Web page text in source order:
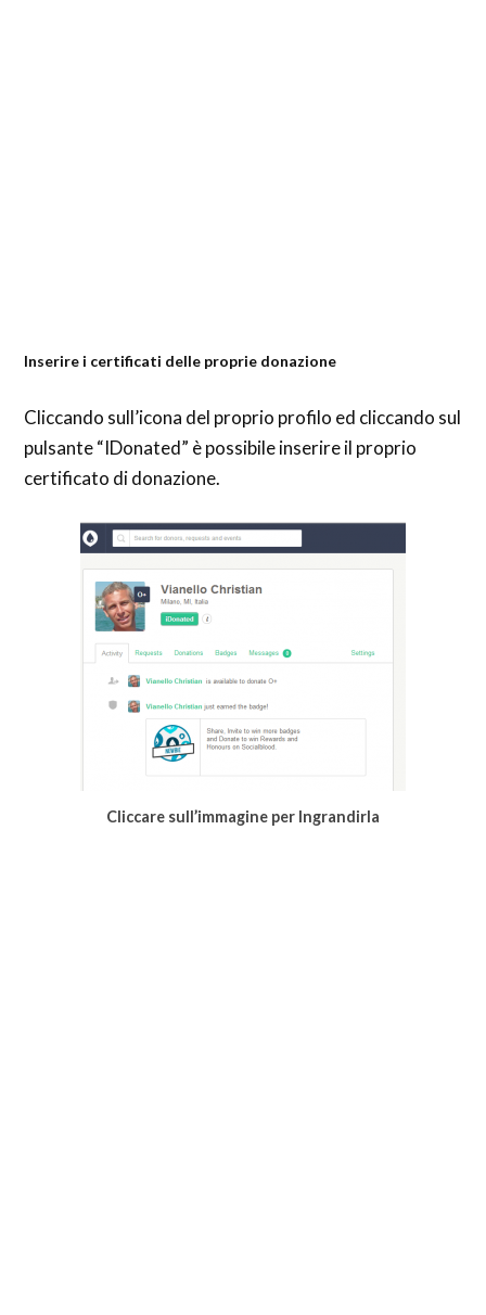
Inserire i certificati delle proprie donazione
Cliccando sull’icona del proprio profilo ed cliccando sul
pulsante “IDonated” è possibile inserire il proprio
certificato di donazione.
Cliccare sull’immagine per Ingrandirla